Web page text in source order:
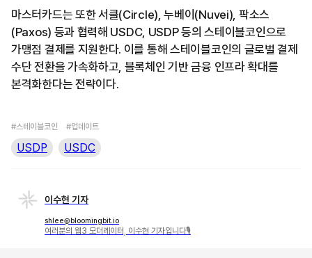
마스터카드는 또한 서클(Circle), 누베이(Nuvei), 팍소스
(Paxos) 등과 협력해 USDC, USDP 등의 스테이블코인으로
가맹점 결제를 지원한다. 이를 통해 스테이블코인의 글로벌 결제
수단 전환을 가속화하고, 블록체인 기반 금융 인프라 확대를
본격화한다는 전략이다.
#스테이블코인 #업데이트
USDP USDC
이수현 기자
shlee@bloomingbit.io
여러분의 웹3 모더레이터, 이수현 기자입니다🎙